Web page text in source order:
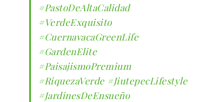
#PastoDeAltaCalidad
#VerdeExquisito
#CuernavacaGreenLife
#GardenElite
#PaisajismoPremium
#RiquezaVerde #JiutepecLifestyle
#JardinesDeEnsueño